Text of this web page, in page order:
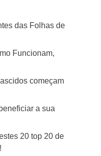
das Folhas de
Funcionam,
começam
a sua
20 top 20 de